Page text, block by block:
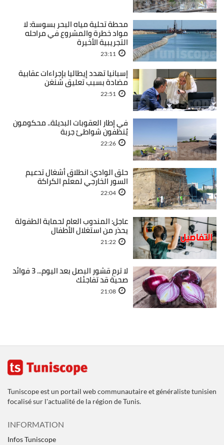
محطة تحلية مياه البحر بسوسة: لا
مواد خطرة والمشروع في مراحله
التجريبية الأخيرة
23:11
إسبانيا تهدد إيطاليا بإجراءات عقابية
مضادة بسبب تعليق شنغن
22:51
في إطار العقوبات البديلة.. محكومون
يُنظفون شواطئ جربة
22:26
حلق الوادي: انطلاق أشغال تدعيم
السور الخارجي لمعلم الكراكة
22:04
عاجل: المندوب العام لحماية الطفولة
يحذر من استغلال الأطفال
21:22
لا ترمِ قشور البصل بعد اليوم... 3 فوائد
صحية قد تفاجئك
21:08
Tuniscope est un portail web communautaire et généraliste tunisien
focalisé sur l'actualité de la région de Tunis.
INFORMATION
Infos Tuniscope